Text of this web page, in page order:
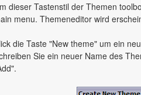
dieser Tastenstil der Themen
menu. Themeneditor wird
die Taste "New theme" um ein
Sie ein neuer Name des